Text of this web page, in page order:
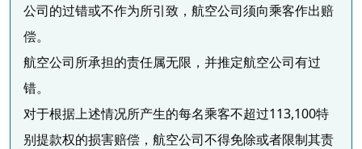
公司的过错或不作为所引致，航空公司须向乘客作出赔
偿。
航空公司所承担的责任属无限，并推定航空公司有过
错。
对于根据上述情况所产生的每名乘客不超过113,100特
别提款权的损害赔偿，航空公司不得免除或者限制其责